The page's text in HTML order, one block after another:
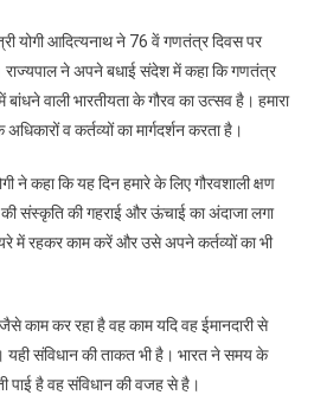
योगी आदित्यनाथ ने 76 वें गणतंत्र दिवस पर
राज्यपाल ने अपने बधाई संदेश में कहा कि गणतंत्र
वाली भारतीयता के गौरव का उत्सव है। हमारा
व कर्तव्यों का मार्गदर्शन करता है।
ने कहा कि यह दिन हमारे के लिए गौरवशाली क्षण
संस्कृति की गहराई और ऊंचाई का अंदाजा लगा
में रहकर काम करें और उसे अपने कर्तव्यों का भी
काम कर रहा है वह काम यदि वह ईमानदारी से
यही संविधान की ताकत भी है। भारत ने समय के
पाई है वह संविधान की वजह से है।